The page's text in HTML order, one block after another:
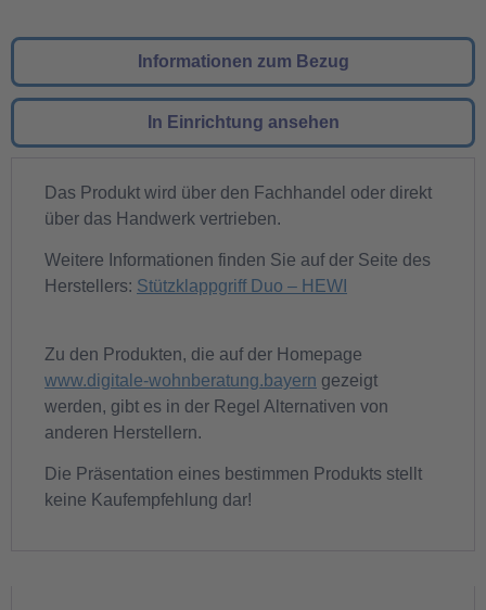
Informationen zum Bezug
In Einrichtung ansehen
Das Produkt wird über den Fachhandel oder direkt
über das Handwerk vertrieben.
Weitere Informationen finden Sie auf der Seite des
Herstellers: Stützklappgriff Duo – HEWI
Zu den Produkten, die auf der Homepage
www.digitale-wohnberatung.bayern gezeigt
werden, gibt es in der Regel Alternativen von
anderen Herstellern.
Die Präsentation eines bestimmen Produkts stellt
keine Kaufempfehlung dar!